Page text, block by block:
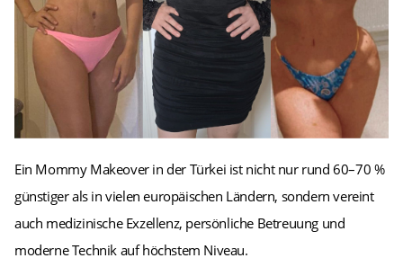
Ein Mommy Makeover in der Türkei ist nicht nur rund 60–70 %
günstiger als in vielen europäischen Ländern, sondern vereint
auch medizinische Exzellenz, persönliche Betreuung und
moderne Technik auf höchstem Niveau.